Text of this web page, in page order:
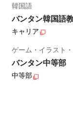
韓国語
バンタン韓国語
キャリア
ゲーム・イラスト
バンタン中等部
中等部